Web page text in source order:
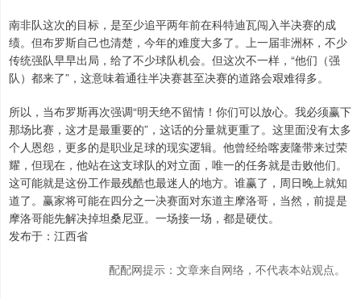
南非队这次的目标，是至少追平两年前在科特迪瓦闯入半决赛的成
绩。但布罗斯自己也清楚，今年的难度大多了。上一届非洲杯，不少
传统强队早早出局，给了不少球队机会。但这次不一样，“他们（强
队）都来了”，这意味着通往半决赛甚至决赛的道路会艰难得多。
所以，当布罗斯再次强调“明天绝不留情！你们可以放心。我必须赢下
那场比赛，这才是最重要的”，这话的分量就更重了。这里面没有太多
个人恩怨，更多的是职业足球的现实逻辑。他曾经给喀麦隆带来过荣
耀，但现在，他站在这支球队的对立面，唯一的任务就是击败他们。
这可能就是这份工作最残酷也最迷人的地方。谁赢了，周日晚上就知
道了。赢家将可能在四分之一决赛面对东道主摩洛哥，当然，前提是
摩洛哥能先解决掉坦桑尼亚。一场接一场，都是硬仗。
发布于：江西省
配配网提示：文章来自网络，不代表本站观点。